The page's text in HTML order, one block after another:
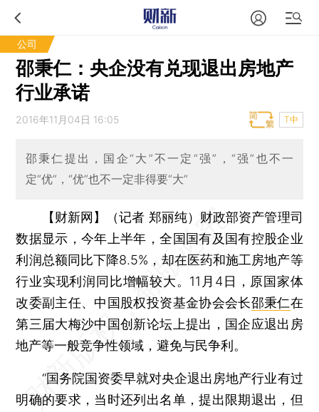
公司
邵秉仁：央企没有兑现退出房地产
行业承诺
2016年11月04日 16:05 T中
邵秉仁提出，国企“大”不一定“强”，“强”也不一
定“优”，“优”也不一定非得要“大”
【财新网】（记者 郑丽纯） 财政部资产管理司
数据显示，今年上半年，全国国有及国有控股企业
利润总额同比下降8.5%，却在医药和施工房地产等
行业实现利润同比增幅较大。11月4日，原国家体
改委副主任、中国股权投资基金协会会长邵秉仁在
第三届大梅沙中国创新论坛上提出，国企应退出房
地产等一般竞争性领域，避免与民争利。
“国务院国资委早就对央企退出房地产行业有过
明确的要求，当时还列出名单，提出限期退出，但